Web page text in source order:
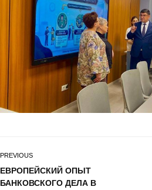
PREVIOUS
ЕВРОПЕЙСКИЙ ОПЫТ
БАНКОВСКОГО ДЕЛА В